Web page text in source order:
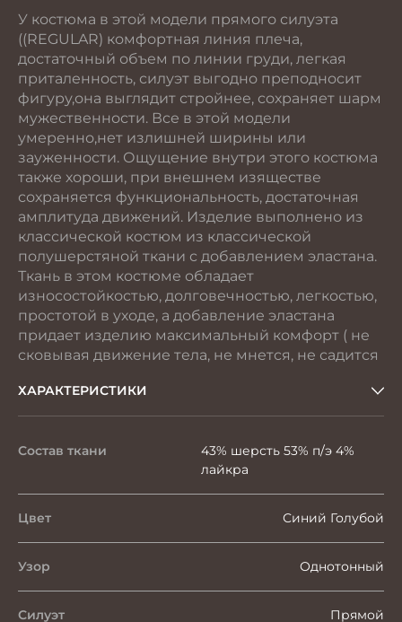
У костюма в этой модели прямого силуэта
((REGULAR) комфортная линия плеча,
достаточный объем по линии груди, легкая
приталенность, силуэт выгодно преподносит
фигуру,она выглядит стройнее, сохраняет шарм
мужественности. Все в этой модели
умеренно,нет излишней ширины или
зауженности. Ощущение внутри этого костюма
также хороши, при внешнем изяществе
сохраняется функциональность, достаточная
амплитуда движений. Изделие выполнено из
классической костюм из классической
полушерстяной ткани с добавлением эластана.
Ткань в этом костюме обладает
износостойкостью, долговечностью, легкостью,
простотой в уходе, а добавление эластана
придает изделию максимальный комфорт ( не
сковывая движение тела, не мнется, не садится
ХАРАКТЕРИСТИКИ
Состав ткани
43% шерсть 53% п/э 4%
лайкра
Цвет Синий Голубой
Узор Однотонный
Силуэт Прямой